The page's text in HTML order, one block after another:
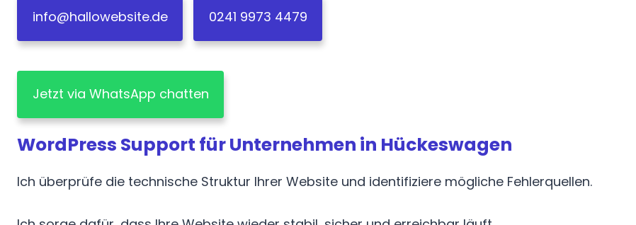
info@hallowebsite.de 0241 9973 4479
Jetzt via WhatsApp chatten
WordPress Support für Unternehmen in Hückeswagen
Ich überprüfe die technische Struktur Ihrer Website und identifiziere mögliche Fehlerquellen.